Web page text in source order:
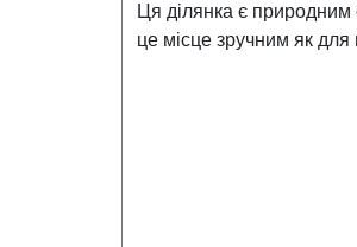
Ця ділянка є природним
це місце зручним як для